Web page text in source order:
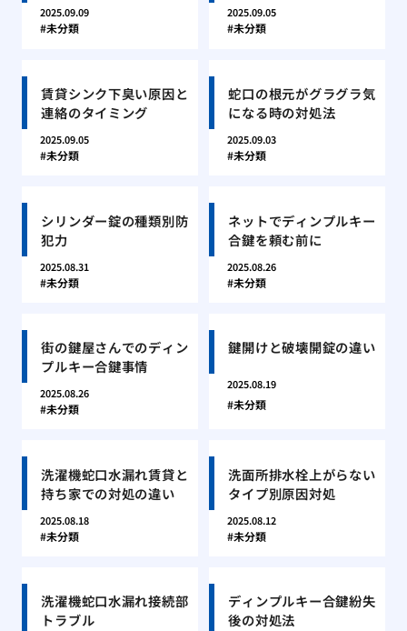
2025.09.09
未分類
2025.09.05
未分類
賃貸シンク下臭い原因と
連絡のタイミング
2025.09.05
未分類
蛇口の根元がグラグラ気
になる時の対処法
2025.09.03
未分類
シリンダー錠の種類別防
犯力
2025.08.31
未分類
ネットでディンプルキー
合鍵を頼む前に
2025.08.26
未分類
街の鍵屋さんでのディン
プルキー合鍵事情
2025.08.26
未分類
鍵開けと破壊開錠の違い
2025.08.19
未分類
洗濯機蛇口水漏れ賃貸と
持ち家での対処の違い
2025.08.18
未分類
洗面所排水栓上がらない
タイプ別原因対処
2025.08.12
未分類
洗濯機蛇口水漏れ接続部
トラブル
ディンプルキー合鍵紛失
後の対処法